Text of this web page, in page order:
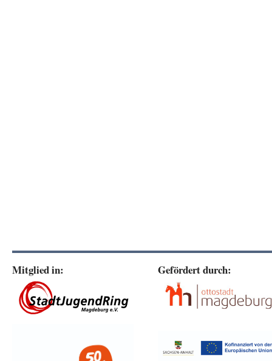
Mitglied in: Gefördert durch: